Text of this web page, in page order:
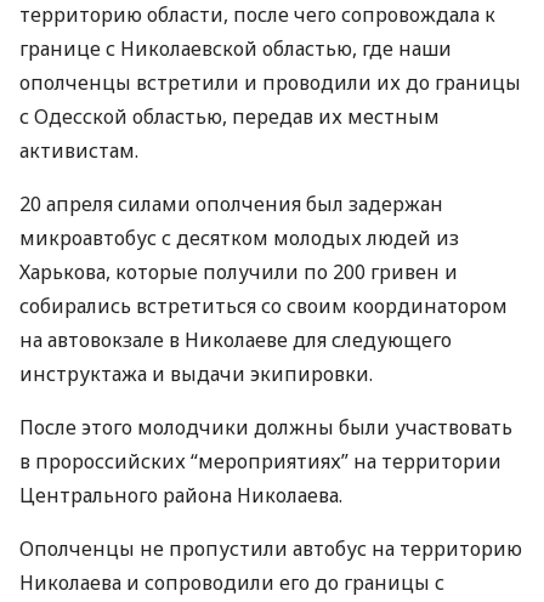
территорию области, после чего сопровождала к
границе с Николаевской областью, где наши
ополченцы встретили и проводили их до границы
с Одесской областью, передав их местным
активистам.
20 апреля силами ополчения был задержан
микроавтобус с десятком молодых людей из
Харькова, которые получили по 200 гривен и
собирались встретиться со своим координатором
на автовокзале в Николаеве для следующего
инструктажа и выдачи экипировки.
После этого молодчики должны были участвовать
в пророссийских “мероприятиях” на территории
Центрального района Николаева.
Ополченцы не пропустили автобус на территорию
Николаева и сопроводили его до границы с